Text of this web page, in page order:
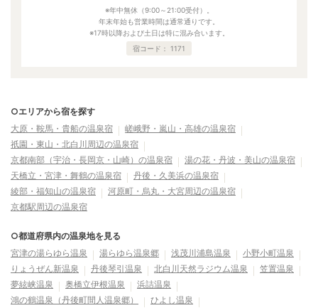
※年中無休（9:00～21:00受付）。
年末年始も営業時間は通常通りです。
※17時以降および土日は特に混み合います。
宿コード： 1171
○エリアから宿を探す
大原・鞍馬・貴船の温泉宿
嵯峨野・嵐山・高雄の温泉宿
祇園・東山・北白川周辺の温泉宿
京都南部（宇治・長岡京・山崎）の温泉宿
湯の花・丹波・美山の温泉宿
天橋立・宮津・舞鶴の温泉宿
丹後・久美浜の温泉宿
綾部・福知山の温泉宿
河原町・烏丸・大宮周辺の温泉宿
京都駅周辺の温泉宿
○都道府県内の温泉地を見る
宮津の湯らゆら温泉
湯らゆら温泉郷 浅茂川浦島温泉
小野小町温泉
りょうぜん新温泉
丹後琴引温泉 北白川天然ラジウム温泉
笠置温泉
夢絃峡温泉
奥橋立伊根温泉
浜詰温泉
鴻の鶴温泉（丹後町間人温泉郷）
ひよし温泉